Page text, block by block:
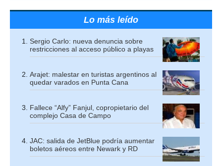
Lo más leído
Sergio Carlo: nueva denuncia sobre
restricciones al acceso público a playas
Arajet: malestar en turistas argentinos al
quedar varados en Punta Cana
Fallece “Alfy” Fanjul, copropietario del
complejo Casa de Campo
JAC: salida de JetBlue podría aumentar
boletos aéreos entre Newark y RD